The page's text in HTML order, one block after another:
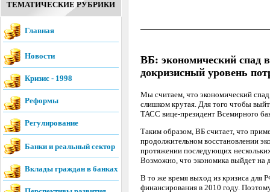
ТЕМАТИЧЕСКИЕ РУБРИКИ
Главная
Новости
Кризис - 1998
Реформы
Регулирование
Банки и реальный сектор
Вклады граждан в банках
ВБ: экономический спад
докризисный уровень
Мы считаем, что экономический спад
слишком крутая. Для того чтобы
ТАСС вице-президент Всемирного
Таким образом, ВБ считает, что
продолжительном восстановлении
протяжении последующих
Возможно, что экономика выйдет на
В то же время выход из кризиса для
финансирования в 2010 году.